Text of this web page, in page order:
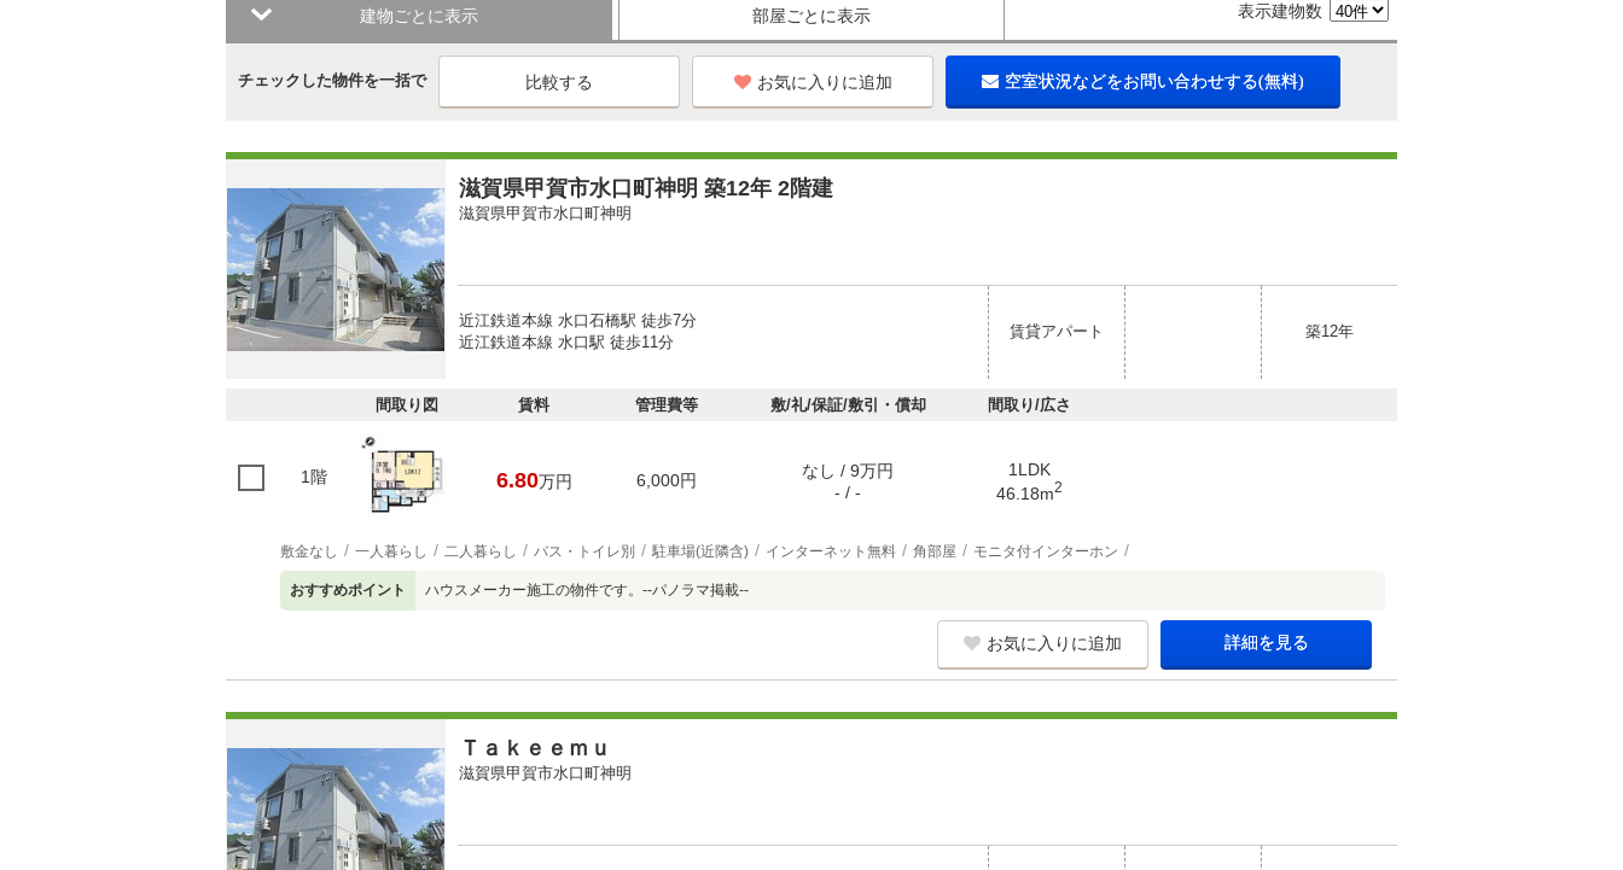
建物ごとに表示 部屋ごとに表示 表示建物数
チェックした物件を一括で お気に入りに追加 空室状況などをお問い合わせする(無料)
滋賀県甲賀市水口町神明 築12年 2階建
滋賀県甲賀市水口町神明
近江鉄道本線 水口石橋駅 徒歩7分
近江鉄道本線 水口駅 徒歩11分
賃貸アパート 築12年
間取り図 賃料 管理費等 敷/礼/保証/敷引・償却 間取り/広さ
1階 6.80万円 6,000円
なし / 9万円
- / -
1LDK
46.18m2
敷金なし 一人暮らし 二人暮らし バス・トイレ別 駐車場(近隣含) インターネット無料 角部屋 モニタ付インターホン
おすすめポイント ハウスメーカー施工の物件です。--パノラマ掲載--
お気に入りに追加 詳細を見る
Ｔａｋｅｅｍｕ
滋賀県甲賀市水口町神明